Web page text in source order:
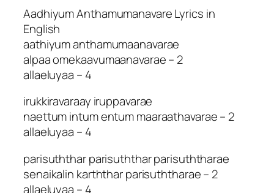
Aadhiyum Anthamumanavare Lyrics in
English
aathiyum anthamumaanavarae
alpaa omekaavumaanavarae – 2
allaeluyaa – 4
irukkiravaraay iruppavarae
naettum intum entum maaraathavarae – 2
allaeluyaa – 4
parisuththar parisuththar parisuththarae
senaikalin karththar parisuththarae – 2
allaeluyaa – 4